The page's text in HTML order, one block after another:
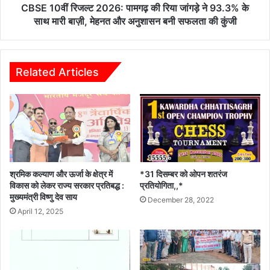
क
क्ट
र
–
ए
स
पी
मु
स्तै
द
पा
म
ग
ढ़
की
रि
या
जां
ग
ड़े
ने
CBSE 10वीं रिजल्ट 2026: पामगढ़ की रिया जांगड़े ने 93.3% के
साथ मारी बाज़ी, मेहनत और अनुशासन बनी सफलता की कुंजी
Related Articles
श्रमिक कल्याण और ऊर्जा के क्षेत्र में
विकास को लेकर राज्य सरकार प्रतिबद्ध :
मुख्यमंत्री विष्णु देव साय
April 12, 2025
*31 दिसम्बर को ओपन शतरंज
प्रतियोगिता,,*
December 28, 2022